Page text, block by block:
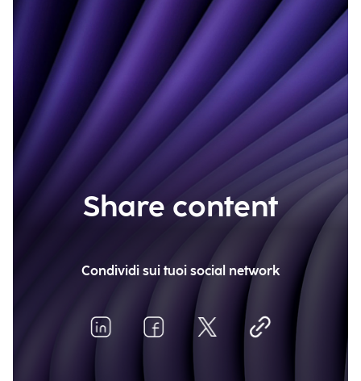
Share content
Condividi sui tuoi social network